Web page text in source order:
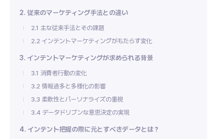
2. 従来のマーケティング手法との違い
2.1 主な従来手法とその課題
2.2 インテントマーケティングがもたらす変化
3. インテントマーケティングが求められる背景
3.1 消費者行動の変化
3.2 情報過多と多様化の影響
3.3 柔軟性とパーソナライズの重視
3.4 データドリブンな意思決定の実現
4. インテント把握の際に元とすべきデータとは？